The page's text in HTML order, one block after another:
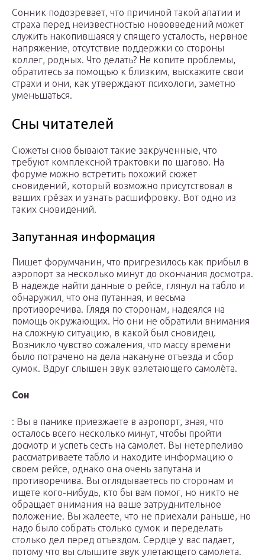
Сонник подозревает, что причиной такой апатии и
страха перед неизвестностью нововведений может
служить накопившаяся у спящего усталость, нервное
напряжение, отсутствие поддержки со стороны
коллег, родных. Что делать? Не копите проблемы,
обратитесь за помощью к близким, выскажите свои
страхи и они, как утверждают психологи, заметно
уменьшаться.
Сны читателей
Сюжеты снов бывают такие закрученные, что
требуют комплексной трактовки по шагово. На
форуме можно встретить похожий сюжет
сновидений, который возможно присутствовал в
ваших грёзах и узнать расшифровку. Вот одно из
таких сновидений.
Запутанная информация
Пишет форумчанин, что пригрезилось как прибыл в
аэропорт за несколько минут до окончания досмотра.
В надежде найти данные о рейсе, глянул на табло и
обнаружил, что она путанная, и весьма
противоречива. Глядя по сторонам, надеялся на
помощь окружающих. Но они не обратили внимания
на сложную ситуацию, в какой был сновидец.
Возникло чувство сожаления, что массу времени
было потрачено на дела накануне отъезда и сбор
сумок. Вдруг слышен звук взлетающего самолёта.
Сон
: Вы в панике приезжаете в аэропорт, зная, что
осталось всего несколько минут, чтобы пройти
досмотр и успеть сесть на самолет. Вы нетерпеливо
рассматриваете табло и находите информацию о
своем рейсе, однако она очень запутана и
противоречива. Вы оглядываетесь по сторонам и
ищете кого-нибудь, кто бы вам помог, но никто не
обращает внимания на ваше затруднительное
положение. Вы жалеете, что не приехали раньше, но
надо было собрать столько сумок и переделать
столько дел перед отъездом. Сердце у вас падает,
потому что вы слышите звук улетающего самолета.